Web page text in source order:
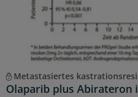
Metastasiertes
Olaparib plus Abirateron